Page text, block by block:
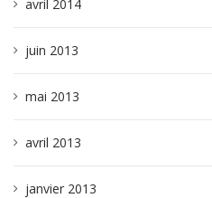
avril 2014
juin 2013
mai 2013
avril 2013
janvier 2013